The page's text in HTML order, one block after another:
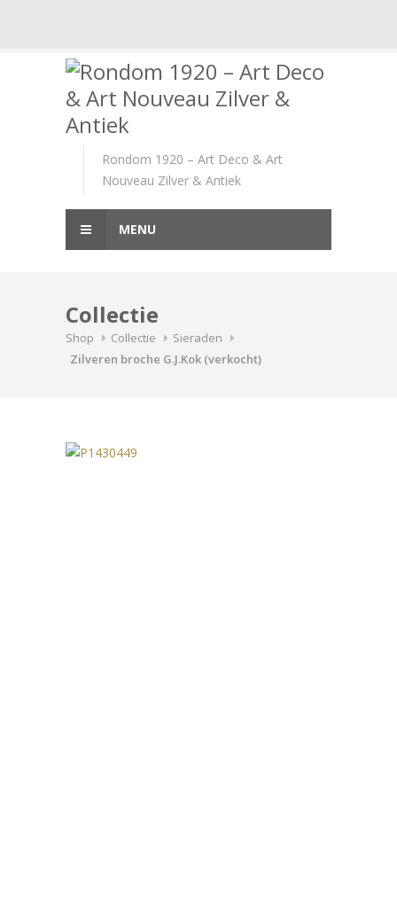
Rondom 1920 – Art Deco & Art
Nouveau Zilver & Antiek
MENU
Collectie
Shop Collectie
Sieraden
Zilveren broche G.J.Kok (verkocht)